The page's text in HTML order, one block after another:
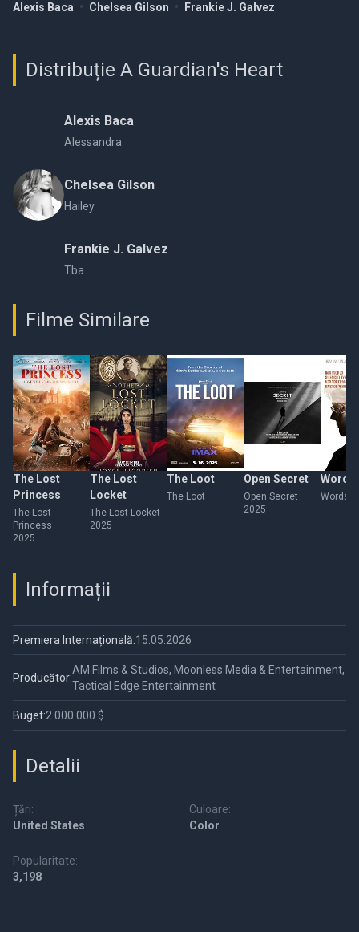
Alexis Baca • Chelsea Gilson • Frankie J. Galvez
Distribuție A Guardian's Heart
Alexis Baca
Alessandra
Chelsea Gilson
Hailey
Frankie J. Galvez
Tba
Filme Similare
The Lost
Princess
The Lost
Princess
2025
The Lost
Locket
The Lost Locket
2025
The Loot
The Loot
Open Secret
Open Secret
2025
Words
Words
Informații
Premiera Internațională:15.05.2026
Producător:
AM Films & Studios, Moonless Media & Entertainment,
Tactical Edge Entertainment
Buget:2.000.000 $
Detalii
Țări:
United States
Culoare:
Color
Popularitate:
3,198